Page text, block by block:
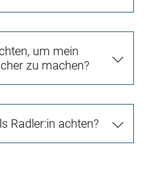
um mein
zu machen?
Radler:in achten?